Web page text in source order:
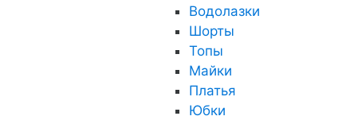
Водолазки
Шорты
Топы
Майки
Платья
Юбки